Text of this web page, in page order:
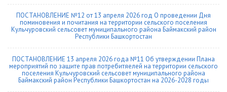
ПОСТАНОВЛЕНИЕ №12 от 13 апреля 2026 год О проведении Дня
поминовения и почитания на территории сельского поселения
Кульчуровский сельсовет муниципального района Баймакский район
Республики Башкортостан
ПОСТАНОВЛЕНИЕ 13 апреля 2026 года №11 Об утверждении Плана
мероприятий по защите прав потребитяелей на территории сельского
поселения Кульчуровский сельсовет муниципального района
Баймакский район Республики Башкортостан на 2026-2028 годы